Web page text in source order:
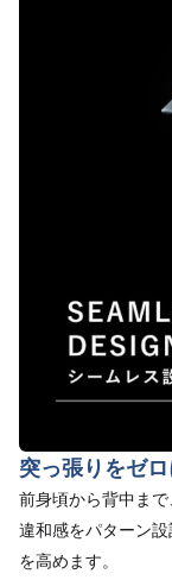
突っ張りをゼ
前身頃から背中ま
違和感をパターン
を高めます。